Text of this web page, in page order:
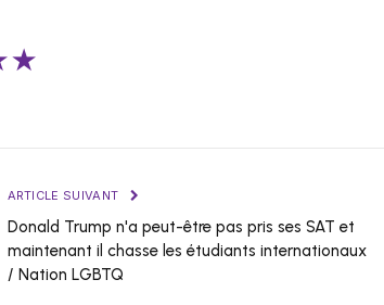
ARTICLE SUIVANT
Donald Trump n'a peut-être pas pris ses SAT et
maintenant il chasse les étudiants internationaux
/ Nation LGBTQ